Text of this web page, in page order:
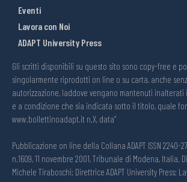
Eventi
Lavora con Noi
ADAPT University Press
Gli scritti disponibili su questo sito sono copy-free e
singolarmente riprodotti on line o su carta, anche
autorizzazione, laddove vengano mantenuti
e a condizione che sia indicata sotto il titolo, quale
www.bollettinoadapt.it n.X, data“
Pubblicazione on line della Collana ADAPT ISSN 2240-
n.1609, 11 novembre 2001, Tribunale di Modena, Italia.
Michele Tiraboschi; Direttrice ADAPT University Press: